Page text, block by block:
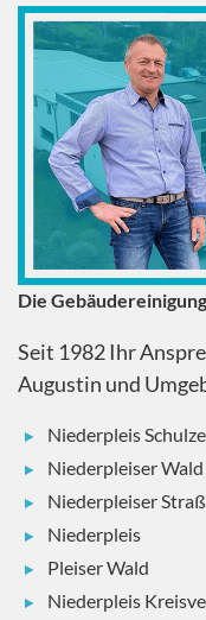
Die
Seit 1982 Ihr
Augustin und
Niederpleis
Niederpleiser Wald
Niederpleiser
Niederpleis
Pleiser Wald
Niederpleis